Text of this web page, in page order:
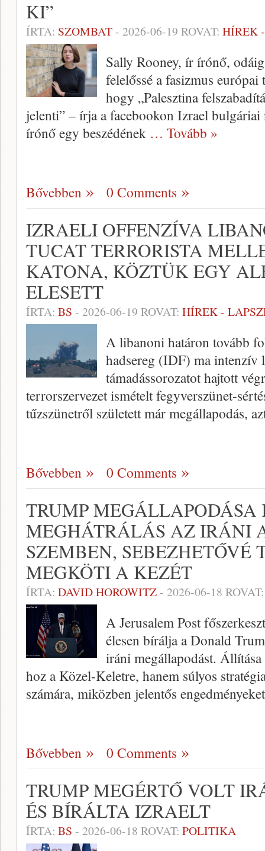
KI”
ÍRTA: SZOMBAT- 2026-06-19 ROVAT: HÍREK
Sally Rooney, ír írónő,
felelőssé a fasizmus
hogy „Palesztina
jelenti” – írja a facebookon Izrael
írónő egy beszédének … Tovább »
Bővebben 0 Comments
IZRAELI OFFENZÍVA
TUCAT TERRORISTA
KATONA, KÖZTÜK EGY
ELESETT
ÍRTA: BS - 2026-06-19 ROVAT: HÍREK -
A libanoni határon tovább
hadsereg (IDF) ma intenzív
támadássorozatot hajtott
terrorszervezet ismételt fegyverszünet-
tűzszünetről született már megállapodás,
Bővebben 0 Comments
TRUMP MEGÁLLAPODÁSA
MEGHÁTRÁLÁS AZ IRÁNI
SZEMBEN, SEBEZHETŐVÉ
MEGKÖTI A KEZÉT
ÍRTA: DAVID HOROWITZ- 2026-06-18
A Jerusalem Post
élesen bírálja a Donald
iráni megállapodást.
hoz a Közel-Keletre, hanem súlyos
számára, miközben jelentős
Bővebben 0 Comments
TRUMP MEGÉRTŐ VOLT
ÉS BÍRÁLTA IZRAELT
ÍRTA: BS - 2026-06-18 ROVAT: POLITIKA